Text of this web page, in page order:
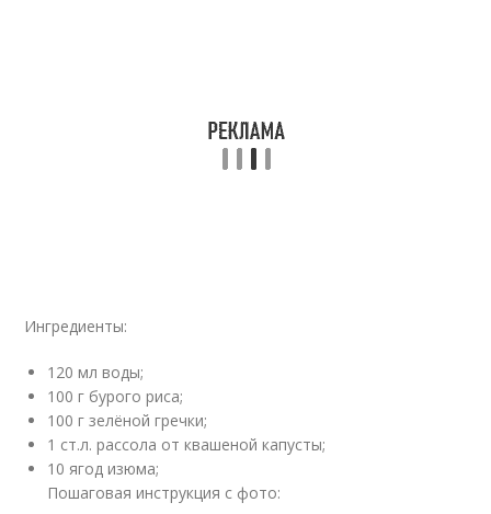
Ингредиенты:
120 мл воды;
100 г бурого риса;
100 г зелёной гречки;
1 ст.л. рассола от квашеной капусты;
10 ягод изюма;
Пошаговая инструкция с фото: